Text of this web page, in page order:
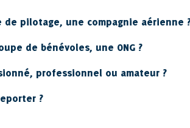
pilotage, une compagnie aérienne
de bénévoles, une ONG ?
professionnel ou amateur ?
?